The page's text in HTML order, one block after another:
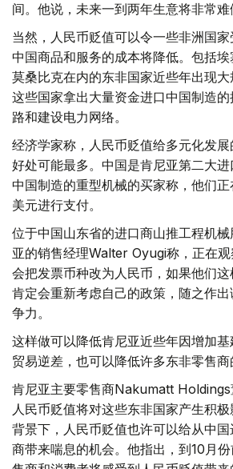
间。他说，未来一到两年生意将非常难
当然，人民币贬值可以令一些非洲国
中国商品和服务的成本将降低。包括
莫桑比克在内的东非国家近些年出现
这些国家拿出大量资金进口中国制造
路和建设电力网络。
经济学家称，人民币贬值给多元化发
好处可能最多。中国是肯尼亚第二大
中国制造的重型机械的买家称，他们
美元进行支付。
位于中国山东省的进口商山推工程机
亚的销售经理Walter Oyugi称，正在
会把发票币种改为人民币，如果他们
肯定会重新考虑自己的政策，随之作
争力。
这样做可以降低肯尼亚近些年因增加
贸易逆差，也可以降低许多东非零售商
肯尼亚主要零售商Nakumatt Holdings
人民币贬值将对这些东非国家产生积
背景下，人民币贬值也许可以给从中
商带来喘息的机会。他指出，到10月